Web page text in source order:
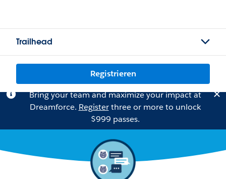
Trailhead
Registrieren
Bring your team and maximize your impact at
Dreamforce. Registerthree or more to unlock
$999 passes.